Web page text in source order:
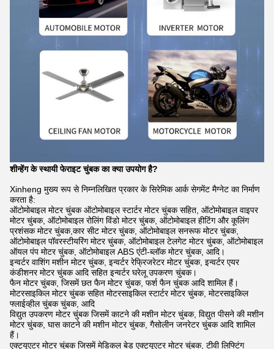
शीन्हेंग के स्थायी फेराइट चुंबक का क्या उपयोग है?
Xinheng मुख्य रूप से निम्नलिखित प्रकार के सिरेमिक आर्क सेगमेंट मैग्नेट का निर्माण
करता है:
ऑटोमोबाइल मोटर चुंबक ऑटोमोबाइल स्टार्टर मोटर चुंबक सहित, ऑटोमोबाइल वाइपर
मोटर चुंबक, ऑटोमोबाइल रोलिंग विंडो मोटर चुंबक, ऑटोमोबाइल हीटिंग और कूलिंग
प्रशंसक मोटर चुंबक,कार सीट मोटर चुंबक, ऑटोमोबाइल सनरूफ मोटर चुंबक,
ऑटोमोबाइल पॉवरस्टीयरिंग मोटर चुंबक, ऑटोमोबाइल टेलगेट मोटर चुंबक, ऑटोमोबाइल
ऑयल पंप मोटर चुंबक, ऑटोमोबाइल ABS एंटी-ब्लॉक मोटर चुंबक, आदि।
इन्वर्टर वाशिंग मशीन मोटर चुंबक, इन्वर्टर रेफ्रिजरेटर मोटर चुंबक, इन्वर्टर एयर
कंडीशनर मोटर चुंबक आदि सहित इन्वर्टर घरेलू उपकरण चुंबक।
फैन मोटर चुंबक, जिसमें छत फैन मोटर चुंबक, फर्श फैन चुंबक आदि शामिल हैं।
मोटरसाइकिल मोटर चुंबक सहित मोटरसाइकिल स्टार्टर मोटर चुंबक, मोटरसाइकिल
फ्लाईव्हील चुंबक चुंबक, आदि
विद्युत उपकरण मोटर चुंबक जिसमें काटने की मशीन मोटर चुंबक, विद्युत पीसने की मशीन
मोटर चुंबक, घास काटने की मशीन मोटर चुंबक, गैसोलीन जनरेटर चुंबक आदि शामिल
हैं।
एक्ट्यूएटर मोटर चुंबक जिसमें मेडिकल बेड एक्ट्यूएटर मोटर चुंबक, टीवी लिफ्टिंग